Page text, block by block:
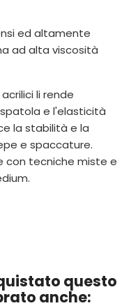
ed altamente
ad alta viscosità
li rende
e l'elasticità
la stabilità e la
e spaccature.
con tecniche miste e
questo
anche: